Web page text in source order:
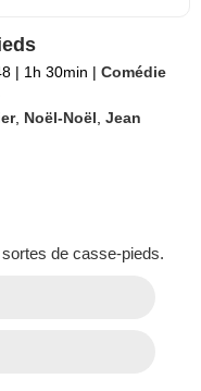
| 1h 30min | Comédie
, Noël-Noël,Jean
de casse-pieds.